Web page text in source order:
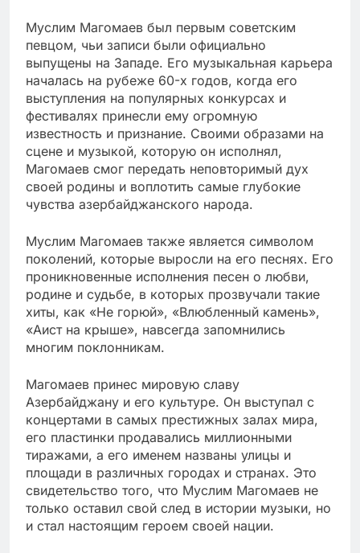
Муслим Магомаев был первым советским
певцом, чьи записи были официально
выпущены на Западе. Его музыкальная карьера
началась на рубеже 60-х годов, когда его
выступления на популярных конкурсах и
фестивалях принесли ему огромную
известность и признание. Своими образами на
сцене и музыкой, которую он исполнял,
Магомаев смог передать неповторимый дух
своей родины и воплотить самые глубокие
чувства азербайджанского народа.
Муслим Магомаев также является символом
поколений, которые выросли на его песнях. Его
проникновенные исполнения песен о любви,
родине и судьбе, в которых прозвучали такие
хиты, как «Не горюй», «Влюбленный камень»,
«Аист на крыше», навсегда запомнились
многим поклонникам.
Магомаев принес мировую славу
Азербайджану и его культуре. Он выступал с
концертами в самых престижных залах мира,
его пластинки продавались миллионными
тиражами, а его именем названы улицы и
площади в различных городах и странах. Это
свидетельство того, что Муслим Магомаев не
только оставил свой след в истории музыки, но
и стал настоящим героем своей нации.